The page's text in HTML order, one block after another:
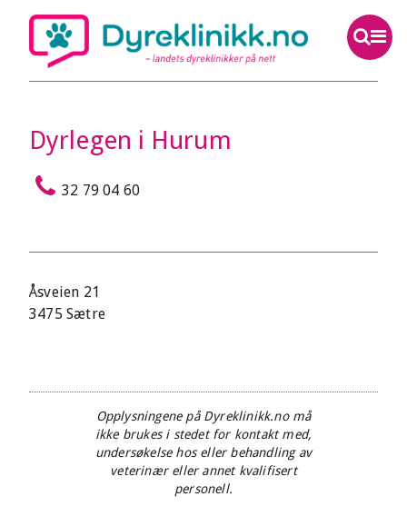
Dyrlegen i Hurum
32 79 04 60
Åsveien 21
3475 Sætre
Opplysningene på Dyreklinikk.no må
ikke brukes i stedet for kontakt med,
undersøkelse hos eller behandling av
veterinær eller annet kvalifisert
personell.